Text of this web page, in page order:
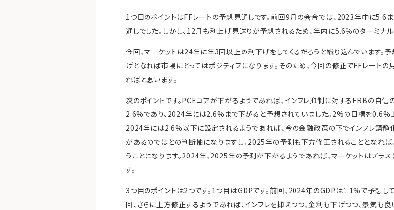
1つ目のポイントはFFレートの予想見通しです。前回9月の会合では、2023年中に5.6
通しでした。しかし、12月も利上げ見送りが予想されるため、年内に5.6％のターミナ
今回、マーケットは24年に年3回以上の利下げをしてくるだろうと織り込んでいます。
げとなれば市場にとってはポジティブになります。そのため、今回の修正でFFレート
ればと思います。
次のポイントです。PCEコアが下がるようであれば、インフレ抑制に対するFRBの自信
2.6%であり、2024年には2.6%まで下がると予想されていました。2%の目標を0.6%
2024年には2.6%以下に設定されるようであれば、今の金融政策の下でインフレ鎮静
があるのではとの判断軸になりますし、2025年の予測も下方修正されることとなれ
うことになります。2024年、2025年の予測が下がるようであれば、マーケットはプラ
す。
3つ目のポイントは2つです。1つ目はGDPです。前回、2024年のGDPは1.1%で予想し
回、さらに上方修正するようであれば、インフレを抑えつつ、金利も下げつつ、景気も